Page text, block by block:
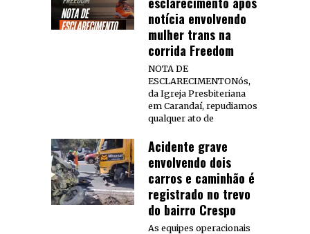
notícia envolvendo
mulher trans na
corrida Freedom
NOTA DE
ESCLARECIMENTONós,
da Igreja Presbiteriana
em Carandaí, repudiamos
qualquer ato de
Acidente grave
envolvendo dois
carros e caminhão é
registrado no trevo
do bairro Crespo
As equipes operacionais